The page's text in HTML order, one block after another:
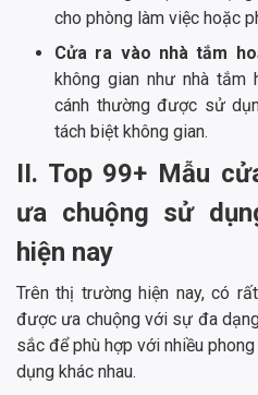
cho phòng làm việc hoặc
Cửa ra vào nhà tắm
không gian như nhà tắm
cánh thường được sử
tách biệt không gian.
II. Top 99+ Mẫu
ưa chuộng sử
hiện nay
Trên thị trường hiện nay, có
được ưa chuộng với sự đa
sắc để phù hợp với nhiều
dụng khác nhau.